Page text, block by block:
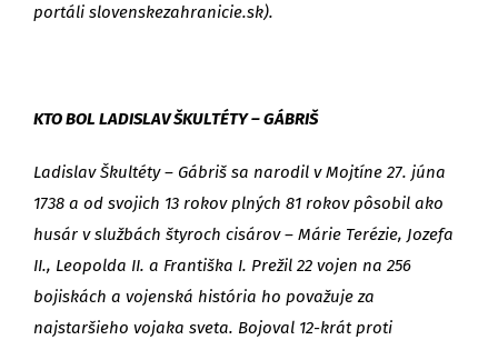
portáli slovenskezahranicie.sk).
KTO BOL LADISLAV ŠKULTÉTY – GÁBRIŠ
Ladislav Škultéty – Gábriš sa narodil v Mojtíne 27. júna
1738 a od svojich 13 rokov plných 81 rokov pôsobil ako
husár v službách štyroch cisárov – Márie Terézie, Jozefa
II., Leopolda II. a Františka I. Prežil 22 vojen na 256
bojiskách a vojenská história ho považuje za
najstaršieho vojaka sveta. Bojoval 12-krát proti